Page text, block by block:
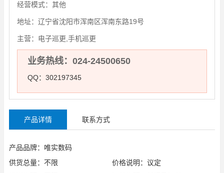
经营模式： 其他
地址： 辽宁省沈阳市浑南区浑南东路19号
主营： 电子巡更,手机巡更
业务热线：024-24500650
QQ：302197345
产品详情 联系方式
产品品牌：唯实数码
供货总量：不限
价格说明：议定